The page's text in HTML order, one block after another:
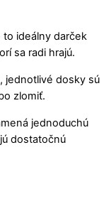
to ideálny darček
sa radi hrajú.
jednotlivé dosky sú
zlomiť.
jednoduchú
dostatočnú